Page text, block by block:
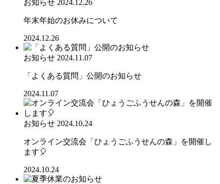
お知らせ 2024.12.26
年末年始のお休みについて
2024.12.26
お知らせ 2024.11.07
「よくある質問」公開のお知らせ
2024.11.07
お知らせ 2024.10.24
オンライン交流会「ひょうごふうせんの森」を開催し
ます🎈
2024.10.24